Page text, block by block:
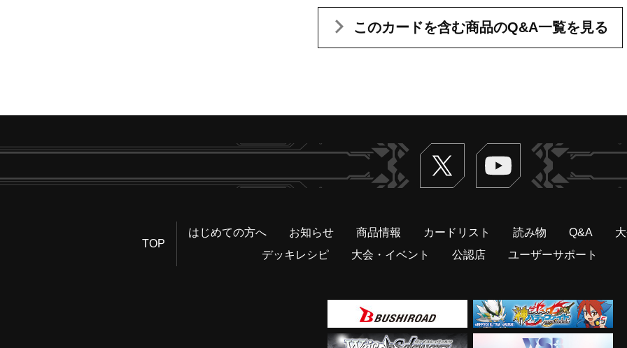
このカードを含む商品のQ&A一覧を見る
Twitter ヴァンガードch
TOP
はじめての方へ お知らせ 商品情報 カードリスト 読み物 Q&A
デッキレシピ
大会・イベント 公認店 ユーザーサポート